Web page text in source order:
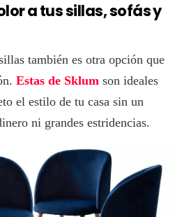
a tus sillas, sofás y
también es otra opción que
Estas de Sklum son ideales
el estilo de tu casa sin un
ni grandes estridencias.